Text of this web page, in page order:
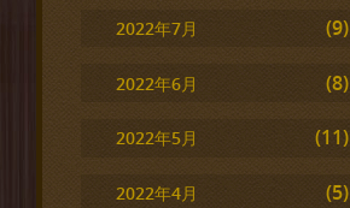
2022年7月 (9)
2022年6月 (8)
2022年5月 (11)
2022年4月 (5)